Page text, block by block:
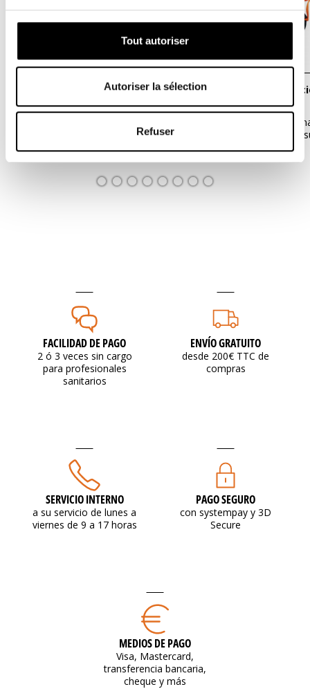
Tout autoriser
Autoriser la sélection
Refuser
mètres, 10 barreaux, avec sac de
transport
dirección y apoyo lateral. Puede
utilizarse...
13,00 € 11,70 €
Suspender y
Ideal para el
corporal gracias a
52,00 €
41,60 €
FACILIDAD DE PAGO
2 ó 3 veces sin cargo
para profesionales
sanitarios
ENVÍO GRATUITO
desde 200€ TTC de
compras
SERVICIO INTERNO
a su servicio de lunes a
viernes de 9 a 17 horas
PAGO SEGURO
con systempay y 3D
Secure
MEDIOS DE PAGO
Visa, Mastercard,
transferencia bancaria,
cheque y más